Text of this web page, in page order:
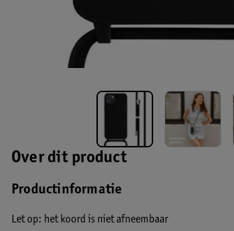
Over dit product
Productinformatie
Let op: het koord is niet afneembaar